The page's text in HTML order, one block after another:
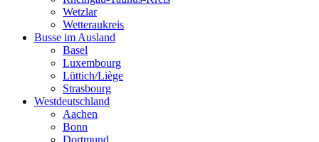
Wetzlar
Wetteraukreis
Busse im Ausland
Basel
Luxembourg
Lüttich/Liège
Strasbourg
Westdeutschland
Aachen
Bonn
Dortmund